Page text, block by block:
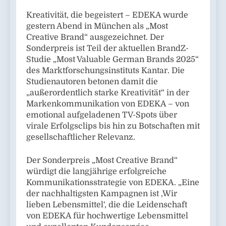
Kreativität, die begeistert – EDEKA wurde
gestern Abend in München als „Most
Creative Brand“ ausgezeichnet. Der
Sonderpreis ist Teil der aktuellen BrandZ-
Studie „Most Valuable German Brands 2025“
des Marktforschungsinstituts Kantar. Die
Studienautoren betonen damit die
„außerordentlich starke Kreativität“ in der
Markenkommunikation von EDEKA – von
emotional aufgeladenen TV-Spots über
virale Erfolgsclips bis hin zu Botschaften mit
gesellschaftlicher Relevanz.
Der Sonderpreis „Most Creative Brand“
würdigt die langjährige erfolgreiche
Kommunikationsstrategie von EDEKA. „Eine
der nachhaltigsten Kampagnen ist ‚Wir
lieben Lebensmittel‘, die die Leidenschaft
von EDEKA für hochwertige Lebensmittel